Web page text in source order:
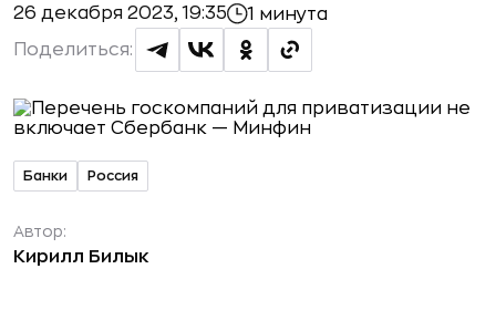
26 декабря 2023, 19:35 1 минута
Поделиться:
Банки Россия
Автор:
Кирилл Билык